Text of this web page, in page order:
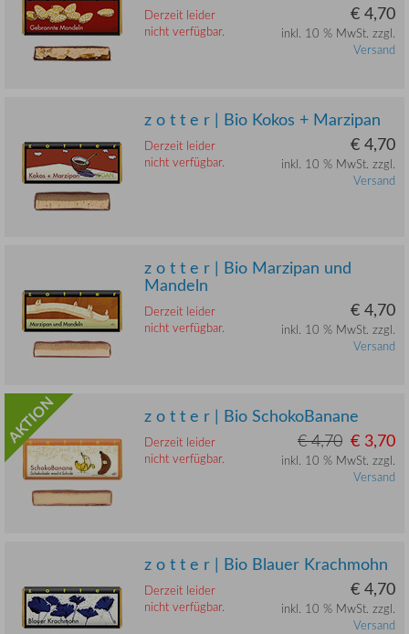
Derzeit leider
nicht verfügbar.
€ 4,70
inkl. 10 % MwSt. zzgl.
Versand
z o t t e r | Bio Kokos + Marzipan
Derzeit leider
nicht verfügbar.
€ 4,70
inkl. 10 % MwSt. zzgl.
Versand
z o t t e r | Bio Marzipan und
Mandeln
Derzeit leider
nicht verfügbar.
€ 4,70
inkl. 10 % MwSt. zzgl.
Versand
AKTION z o t t e r | Bio SchokoBanane
Derzeit leider
nicht verfügbar.
€ 4,70 € 3,70
inkl. 10 % MwSt. zzgl.
Versand
z o t t e r | Bio Blauer Krachmohn
Derzeit leider
nicht verfügbar.
€ 4,70
inkl. 10 % MwSt. zzgl.
Versand